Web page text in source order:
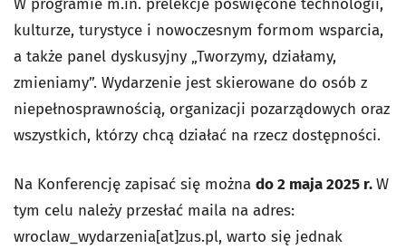
W programie m.in. prelekcje poświęcone technologii,
kulturze, turystyce i nowoczesnym formom wsparcia,
a także panel dyskusyjny „Tworzymy, działamy,
zmieniamy”. Wydarzenie jest skierowane do osób z
niepełnosprawnością, organizacji pozarządowych oraz
wszystkich, którzy chcą działać na rzecz dostępności.
Na Konferencję zapisać się można do 2 maja 2025 r.W
tym celu należy przesłać maila na adres:
wroclaw_wydarzenia[at]zus.pl, warto się jednak